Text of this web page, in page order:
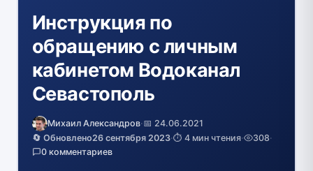
Инструкция по
обращению с личным
кабинетом Водоканал
Севастополь
Михаил Александров·📅 24.06.2021
🔄 Обновлено26 сентября 2023·⏱️ 4 мин чтения· 308·
0 комментариев